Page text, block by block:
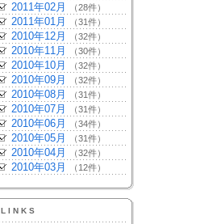
2011年02月 （28件）
2011年01月 （31件）
2010年12月 （32件）
2010年11月 （30件）
2010年10月 （32件）
2010年09月 （32件）
2010年08月 （31件）
2010年07月 （31件）
2010年06月 （34件）
2010年05月 （31件）
2010年04月 （32件）
2010年03月 （12件）
LINKS